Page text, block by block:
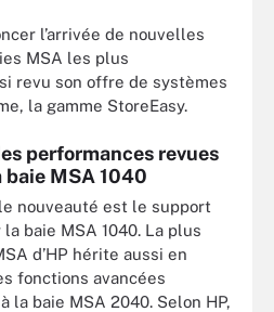
l’arrivée de nouvelles
MSA les plus
revu son offre de systèmes
la gamme StoreEasy.
performances revues
baie MSA 1040
nouveauté est le support
baie MSA 1040. La plus
d’HP hérite aussi en
fonctions avancées
la baie MSA 2040. Selon HP,